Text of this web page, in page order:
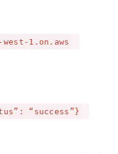
1.on.aws
“success”}